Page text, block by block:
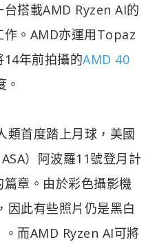
搭載AMD Ryzen AI的
作。AMD亦運用Topaz
年前拍攝的AMD 40
。
類首度踏上月球，美國
）阿波羅11號登月計
章。由於彩色攝影機
因此有些照片仍是黑白
而AMD Ryzen AI可將